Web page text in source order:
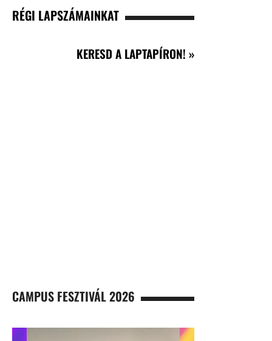
RÉGI LAPSZÁMAINKAT
KERESD A LAPTAPÍRON! »
CAMPUS FESZTIVÁL 2026